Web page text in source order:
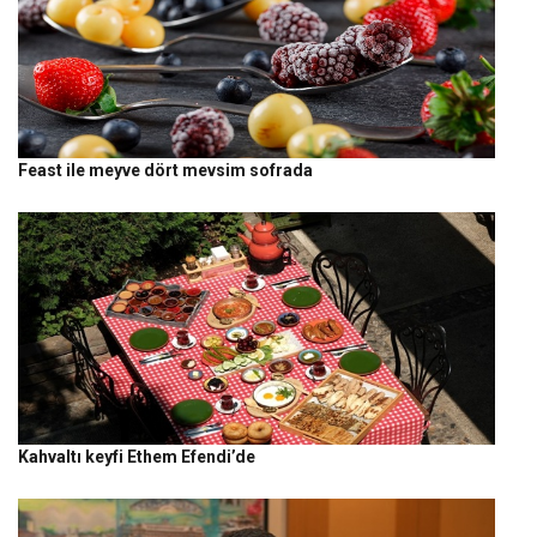
Feast ile meyve dört mevsim sofrada
Kahvaltı keyfi Ethem Efendi’de